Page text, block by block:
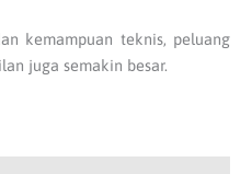
kemampuan teknis, peluang
juga semakin besar.